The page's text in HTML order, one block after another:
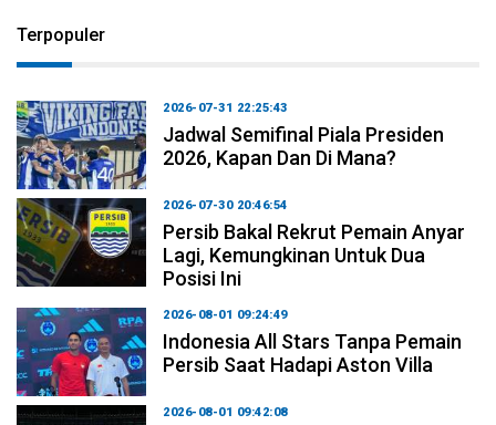
Terpopuler
2026-07-31 22:25:43
Jadwal Semifinal Piala Presiden
2026, Kapan Dan Di Mana?
2026-07-30 20:46:54
Persib Bakal Rekrut Pemain Anyar
Lagi, Kemungkinan Untuk Dua
Posisi Ini
2026-08-01 09:24:49
Indonesia All Stars Tanpa Pemain
Persib Saat Hadapi Aston Villa
2026-08-01 09:42:08